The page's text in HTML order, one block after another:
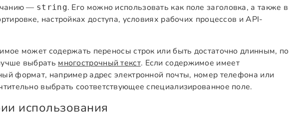
— string. Его можно использовать как поле заголовка, а также в
настройках доступа, условиях рабочих процессов и API-
может содержать переносы строк или быть достаточно длинным, по
выбрать многострочный текст. Если содержимое имеет
формат, например адрес электронной почты, номер телефона или
выбрать соответствующее специализированное поле.
использования